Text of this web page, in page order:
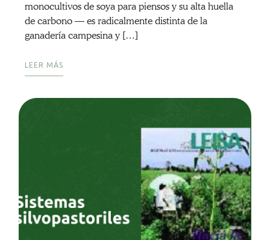
monocultivos de soya para piensos y su alta huella
de carbono — es radicalmente distinta de la
ganadería campesina y […]
LEER MÁS